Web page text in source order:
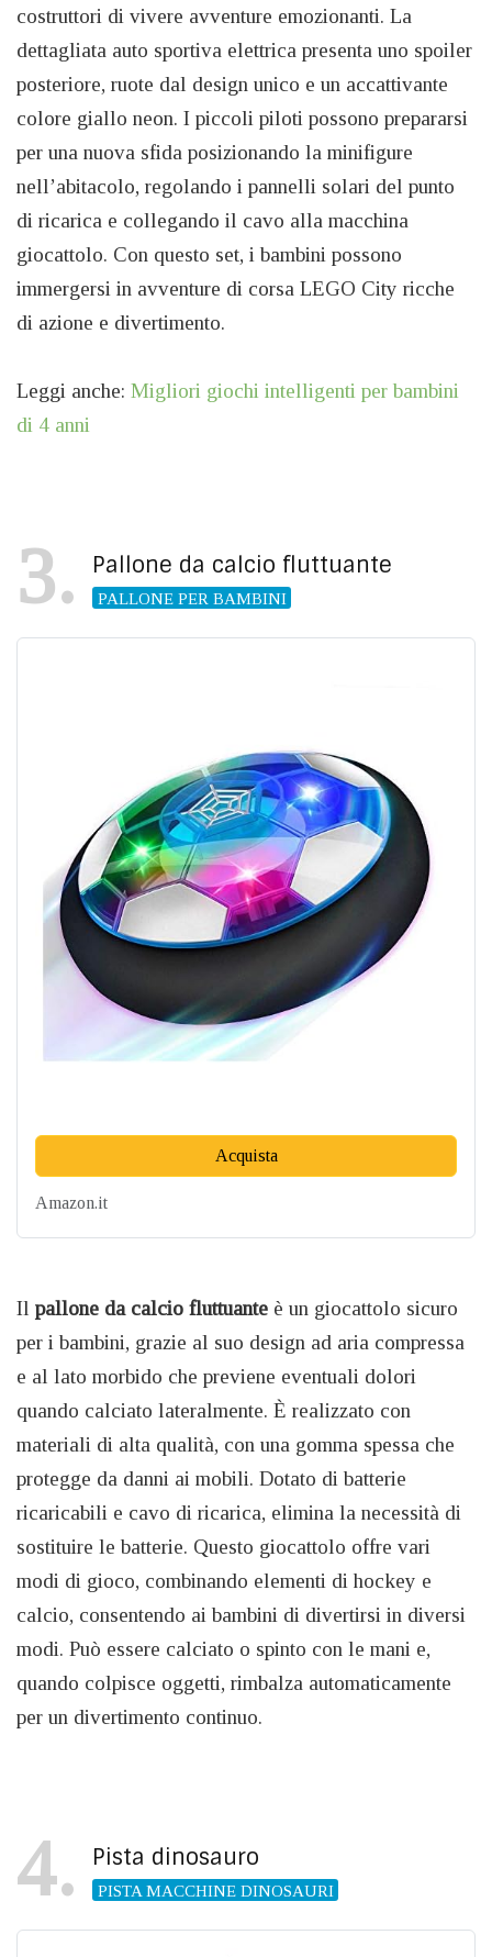
costruttori di vivere avventure emozionanti. La
dettagliata auto sportiva elettrica presenta uno spoiler
posteriore, ruote dal design unico e un accattivante
colore giallo neon. I piccoli piloti possono prepararsi
per una nuova sfida posizionando la minifigure
nell’abitacolo, regolando i pannelli solari del punto
di ricarica e collegando il cavo alla macchina
giocattolo. Con questo set, i bambini possono
immergersi in avventure di corsa LEGO City ricche
di azione e divertimento.
Leggi anche: Migliori giochi intelligenti per bambini
di 4 anni
3 Pallone da calcio fluttuante
PALLONE PER BAMBINI
Acquista
Amazon.it
Il pallone da calcio fluttuante è un giocattolo sicuro
per i bambini, grazie al suo design ad aria compressa
e al lato morbido che previene eventuali dolori
quando calciato lateralmente. È realizzato con
materiali di alta qualità, con una gomma spessa che
protegge da danni ai mobili. Dotato di batterie
ricaricabili e cavo di ricarica, elimina la necessità di
sostituire le batterie. Questo giocattolo offre vari
modi di gioco, combinando elementi di hockey e
calcio, consentendo ai bambini di divertirsi in diversi
modi. Può essere calciato o spinto con le mani e,
quando colpisce oggetti, rimbalza automaticamente
per un divertimento continuo.
4 Pista dinosauro
PISTA MACCHINE DINOSAURI